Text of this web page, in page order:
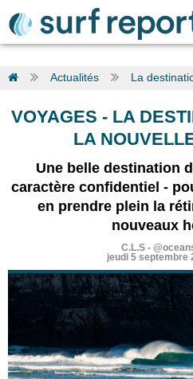
Actualités La
VOYAGES - LA
LA
Une belle destination
caractère confidentiel -
en prendre plein la
nouveaux
C.L.S-
jeudi 5 septembre